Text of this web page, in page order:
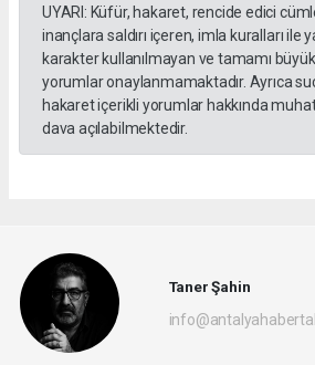
UYARI: Küfür, hakaret, rencide edici
inançlara saldırı içeren, imla kuralları ile
karakter kullanılmayan ve tamamı
yorumlar onaylanmamaktadır. Ayrıca
hakaret içerikli yorumlar hakkında
dava açılabilmektedir.
Taner Şahin